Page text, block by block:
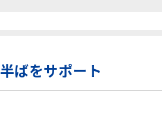
ばをサポート